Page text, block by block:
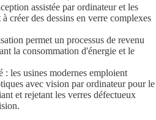
assistée par ordinateur et les
créer des dessins en verre complexes
permet un processus de revenu
la consommation d'énergie et le
les usines modernes emploient
avec vision par ordinateur pour le
et rejetant les verres défectueux